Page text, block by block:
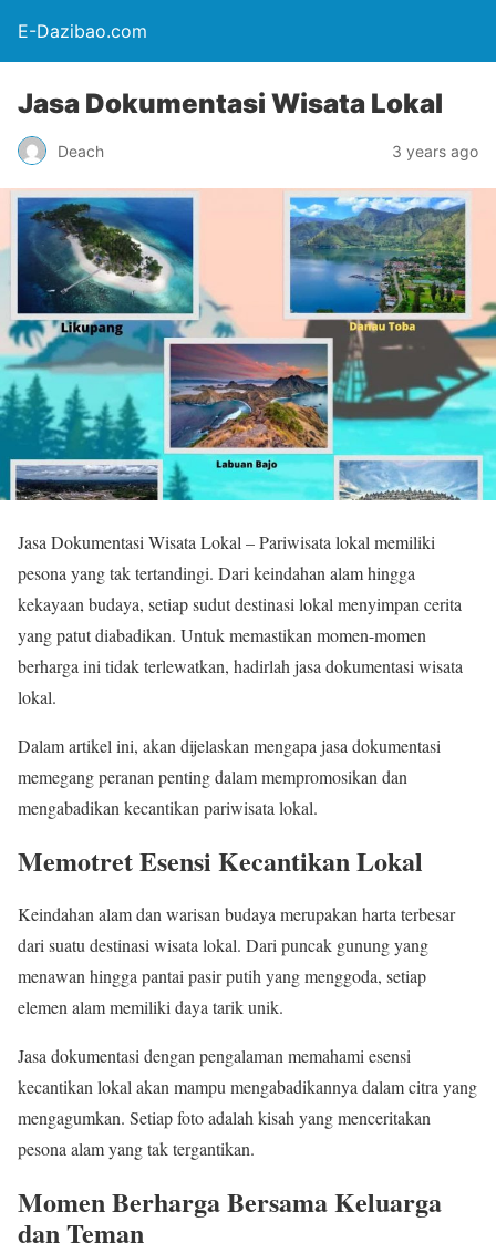
E-Dazibao.com
Jasa Dokumentasi Wisata Lokal
Deach 3 years ago
Jasa Dokumentasi Wisata Lokal –Pariwisata lokal memiliki
pesona yang tak tertandingi. Dari keindahan alam hingga
kekayaan budaya, setiap sudut destinasi lokal menyimpan cerita
yang patut diabadikan. Untuk memastikan momen-momen
berharga ini tidak terlewatkan, hadirlah jasa dokumentasi wisata
lokal.
Dalam artikel ini, akan dijelaskan mengapa jasa dokumentasi
memegang peranan penting dalam mempromosikan dan
mengabadikan kecantikan pariwisata lokal.
Memotret Esensi Kecantikan Lokal
Keindahan alam dan warisan budaya merupakan harta terbesar
dari suatu destinasi wisata lokal. Dari puncak gunung yang
menawan hingga pantai pasir putih yang menggoda, setiap
elemen alam memiliki daya tarik unik.
Jasa dokumentasi dengan pengalaman memahami esensi
kecantikan lokal akan mampu mengabadikannya dalam citra yang
mengagumkan. Setiap foto adalah kisah yang menceritakan
pesona alam yang tak tergantikan.
Momen Berharga Bersama Keluarga
dan Teman